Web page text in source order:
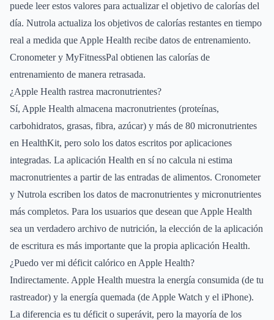
puede leer estos valores para actualizar el objetivo de calorías del
día. Nutrola actualiza los objetivos de calorías restantes en tiempo
real a medida que Apple Health recibe datos de entrenamiento.
Cronometer y MyFitnessPal obtienen las calorías de
entrenamiento de manera retrasada.
¿Apple Health rastrea macronutrientes?
Sí, Apple Health almacena macronutrientes (proteínas,
carbohidratos, grasas, fibra, azúcar) y más de 80 micronutrientes
en HealthKit, pero solo los datos escritos por aplicaciones
integradas. La aplicación Health en sí no calcula ni estima
macronutrientes a partir de las entradas de alimentos. Cronometer
y Nutrola escriben los datos de macronutrientes y micronutrientes
más completos. Para los usuarios que desean que Apple Health
sea un verdadero archivo de nutrición, la elección de la aplicación
de escritura es más importante que la propia aplicación Health.
¿Puedo ver mi déficit calórico en Apple Health?
Indirectamente. Apple Health muestra la energía consumida (de tu
rastreador) y la energía quemada (de Apple Watch y el iPhone).
La diferencia es tu déficit o superávit, pero la mayoría de los